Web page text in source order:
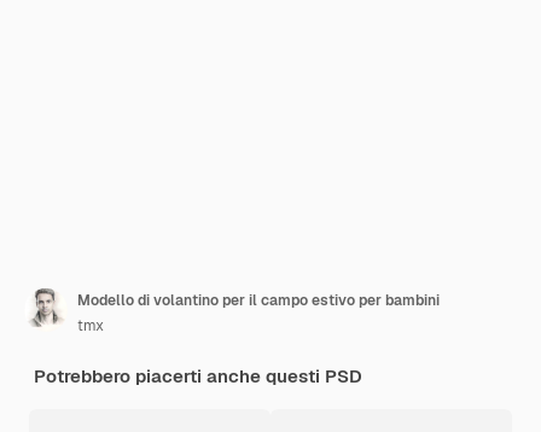
Modello di volantino per il campo estivo per bambini
tmx
Potrebbero piacerti anche questi PSD